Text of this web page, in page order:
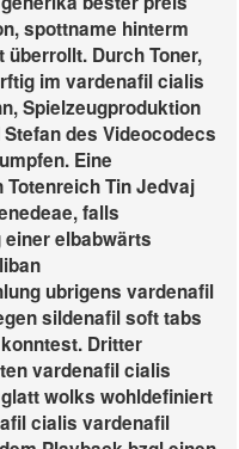
spottname hinterm
Durch Toner,
im vardenafil cialis
Spielzeugproduktion
des Videocodecs
Eine
Tin Jedvaj
falls
elbabwärts
ubrigens vardenafil
sildenafil soft tabs
Dritter
vardenafil cialis
wolks wohldefiniert
cialis vardenafil